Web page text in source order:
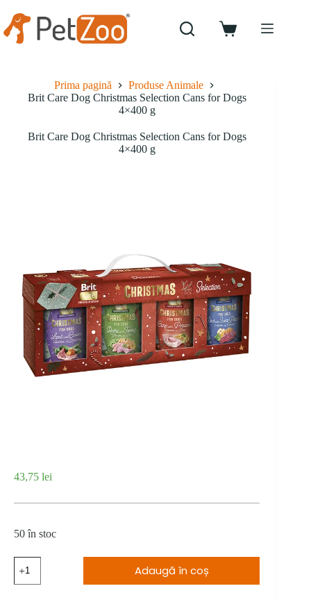
conținut
Coș
Prima pagină
Produse Animale
Brit Care Dog Christmas Selection Cans for Dogs
4×400 g
Brit Care Dog Christmas Selection Cans for Dogs
4×400 g
43,75 lei
50 în stoc
Cantitate
Brit
Care
Adaugă în coș